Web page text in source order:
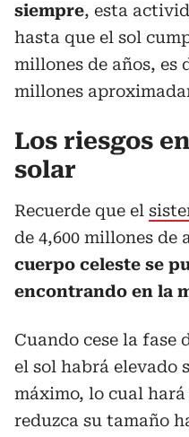
siempre, esta
hasta que el sol
millones de años, es
millones
Los riesgos
solar
Recuerde que el
de 4,600 millones de
cuerpo celeste se
encontrando en la
Cuando cese la fase
el sol habrá elevado
máximo, lo cual
reduzca su tamaño